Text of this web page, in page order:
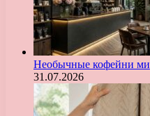
Необычные кофейни
31.07.2026